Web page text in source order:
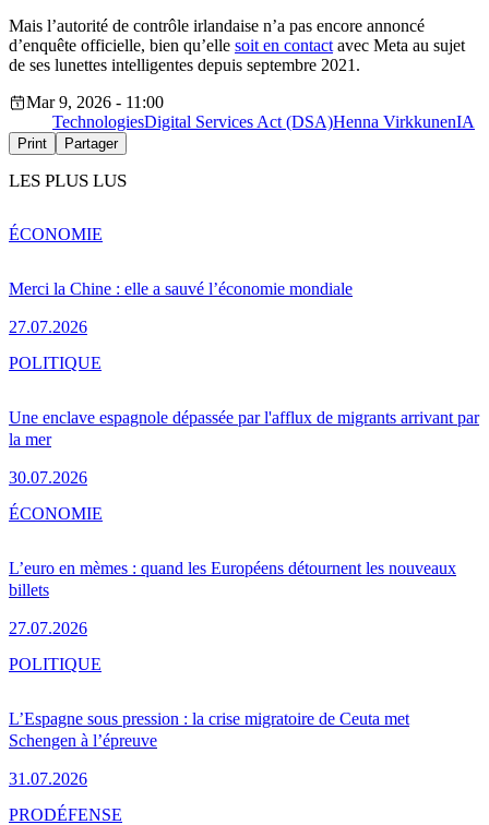
Mais l’autorité de contrôle irlandaise n’a pas encore annoncé
d’enquête officielle, bien qu’elle soit en contact avec Meta au sujet
de ses lunettes intelligentes depuis septembre 2021.
Mar 9, 2026 - 11:00
TechnologiesDigital Services Act (DSA)Henna VirkkunenIA
Print Partager
LES PLUS LUS
Merci la Chine : elle a sauvé l’économie mondiale
27.07.2026
ÉCONOMIE
Une enclave espagnole dépassée par l'afflux de migrants arrivant par
la mer
30.07.2026
POLITIQUE
L’euro en mèmes : quand les Européens détournent les nouveaux
billets
27.07.2026
ÉCONOMIE
L’Espagne sous pression : la crise migratoire de Ceuta met
Schengen à l’épreuve
31.07.2026
POLITIQUE
PRODÉFENSE